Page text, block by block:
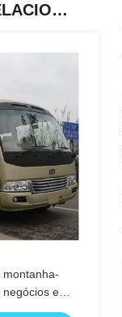
PRODUTOS RELACIONADOS
montanha-
negócios e